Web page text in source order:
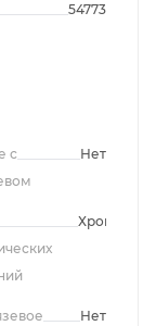
54773
с
Нет
Хром
Нет